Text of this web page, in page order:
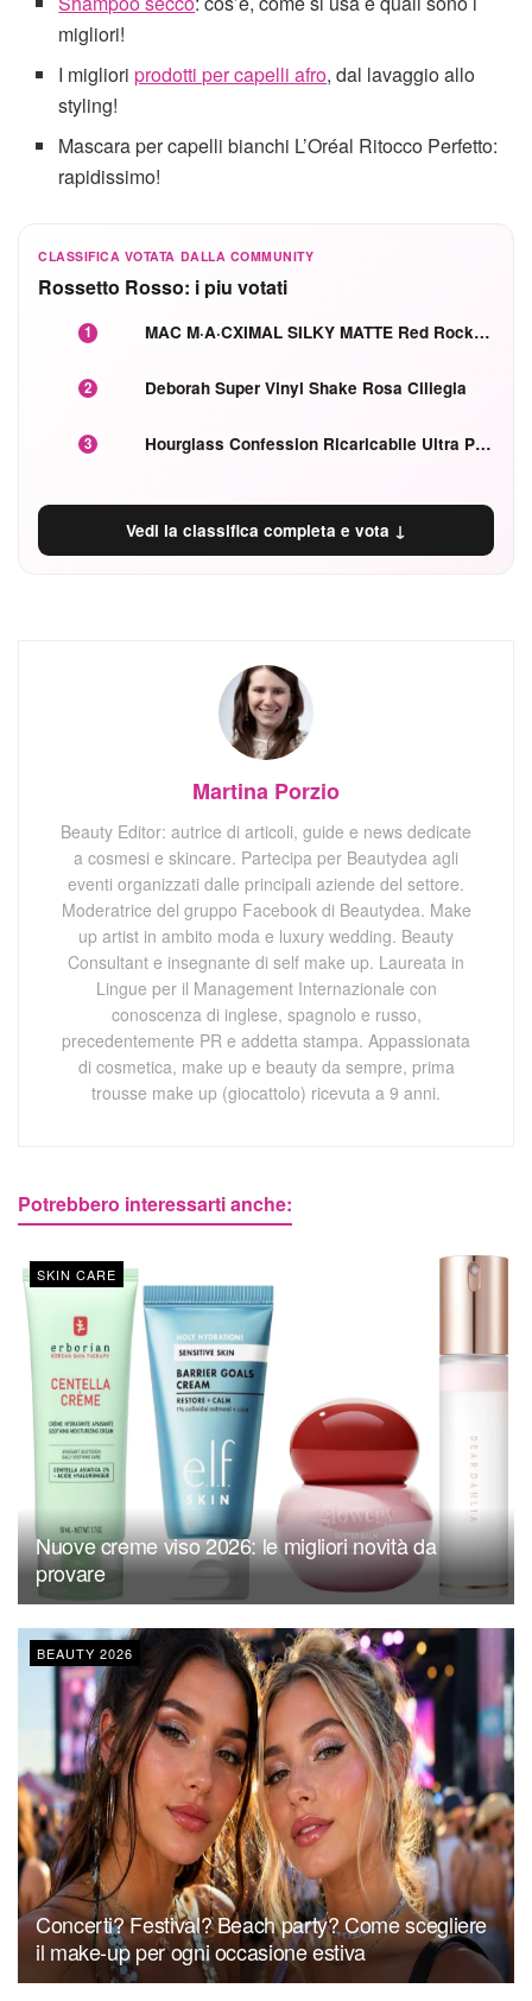
migliori!
I miglioriprodotti per capelli afro, dal lavaggio allo
styling!
Mascara per capelli bianchi L’Oréal Ritocco Perfetto:
rapidissimo!
CLASSIFICA VOTATA DALLA COMMUNITY
Rossetto Rosso: i piu votati
1 MAC M·A·CXIMAL SILKY MATTE Red Rock mat
2 Deborah Super Vinyl Shake Rosa Ciliegia
3 Hourglass Confession Ricaricabile Ultra Preciso Ad Alta Intensità Secretly Classic Red
Vedi la classifica completa e vota ↓
Martina Porzio
Beauty Editor: autrice di articoli, guide e news dedicate
a cosmesi e skincare. Partecipa per Beautydea agli
eventi organizzati dalle principali aziende del settore.
Moderatrice del gruppo Facebook di Beautydea. Make
up artist in ambito moda e luxury wedding. Beauty
Consultant e insegnante di self make up. Laureata in
Lingue per il Management Internazionale con
conoscenza di inglese, spagnolo e russo,
precedentemente PR e addetta stampa. Appassionata
di cosmetica, make up e beauty da sempre, prima
trousse make up (giocattolo) ricevuta a 9 anni.
Potrebbero interessarti anche:
SKIN CARE
Nuove creme viso 2026: le migliori novità da
provare
BEAUTY 2026
Concerti? Festival? Beach party? Come scegliere
il make-up per ogni occasione estiva